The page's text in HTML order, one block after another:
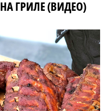
ГРИЛЕ (ВИДЕО)